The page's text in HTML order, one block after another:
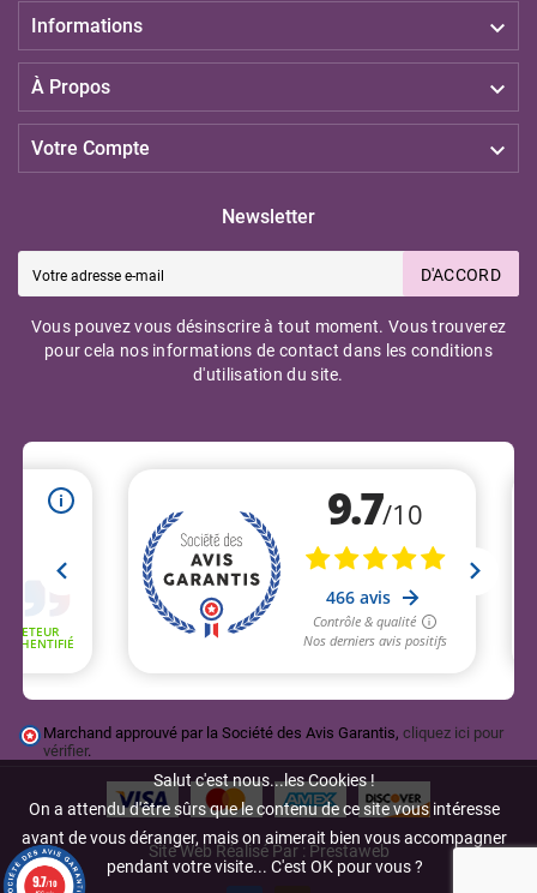
Salut c'est nous...les Cookies !
On a attendu d'être sûrs que le contenu de ce site vous intéresse
avant de vous déranger, mais on aimerait bien vous accompagner
pendant votre visite... C'est OK pour vous ?
Informations 
À Propos 
Votre Compte 
Newsletter
D'ACCORD
Vous pouvez vous désinscrire à tout moment. Vous trouverez
pour cela nos informations de contact dans les conditions
d'utilisation du site.
Marchand approuvé par la Société des Avis Garantis, cliquez ici pour
vérifier.
Site Web Réalisé Par : Prestaweb
9.7/10